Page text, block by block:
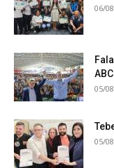
06/
ABC
05/
05/